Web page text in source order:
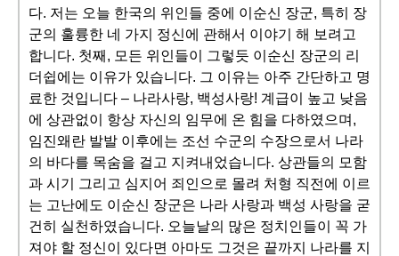
다. 저는 오늘 한국의 위인들 중에 이순신 장군, 특히 장
군의 훌륭한 네 가지 정신에 관해서 이야기 해 보려고
합니다. 첫째, 모든 위인들이 그렇듯 이순신 장군의 리
더쉽에는 이유가 있습니다. 그 이유는 아주 간단하고 명
료한 것입니다 – 나라사랑, 백성사랑! 계급이 높고 낮음
에 상관없이 항상 자신의 임무에 온 힘을 다하였으며,
임진왜란 발발 이후에는 조선 수군의 수장으로서 나라
의 바다를 목숨을 걸고 지켜내었습니다. 상관들의 모함
과 시기 그리고 심지어 죄인으로 몰려 처형 직전에 이르
는 고난에도 이순신 장군은 나라 사랑과 백성 사랑을 굳
건히 실천하였습니다. 오늘날의 많은 정치인들이 꼭 가
져야 할 정신이 있다면 아마도 그것은 끝까지 나라를 지